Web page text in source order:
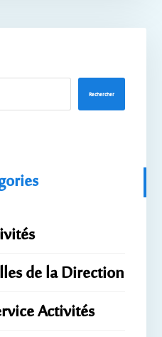
Rechercher
de la Direction
Activités